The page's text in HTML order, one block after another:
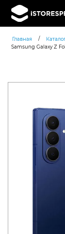
Поиск
товаров
Главная /
Samsung Galaxy Z